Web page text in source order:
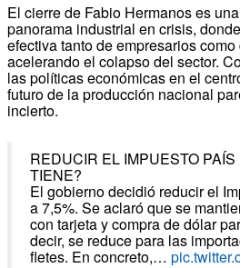
El cierre de Fabio Hermanos es
panorama industrial en crisis,
efectiva tanto de empresarios
acelerando el colapso del sector.
las políticas económicas en el
futuro de la producción nacional
incierto.
REDUCIR EL IMPUESTO PAÍS
TIENE?
El gobierno decidió reducir el
a 7,5%. Se aclaró que se
con tarjeta y compra de dólar
decir, se reduce para las
fletes. En concreto,…